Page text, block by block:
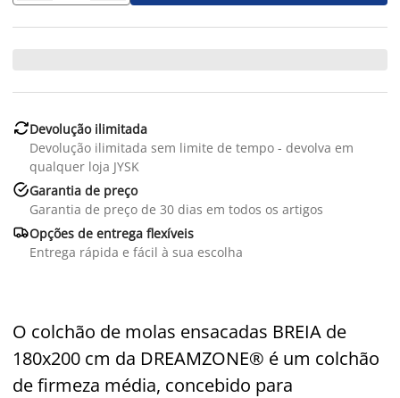
Devolução ilimitada
Devolução ilimitada sem limite de tempo - devolva em
qualquer loja JYSK
Garantia de preço
Garantia de preço de 30 dias em todos os artigos
Opções de entrega flexíveis
Entrega rápida e fácil à sua escolha
O colchão de molas ensacadas BREIA de
180x200 cm da DREAMZONE® é um colchão
de firmeza média, concebido para